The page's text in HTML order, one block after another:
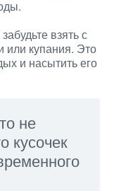
взять с
или купания. Это
и насытить его
не
кусочек